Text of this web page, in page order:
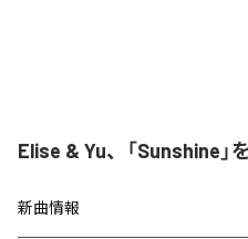
Elise & Yu、「Sunshine」
新曲情報